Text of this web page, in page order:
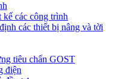
các công trình
các thiết bị nâng và tời
tiêu chẩn GOST
điện